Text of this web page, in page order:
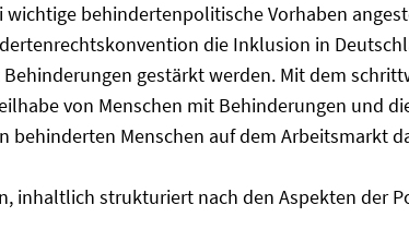
behindertenpolitische Vorhaben
die Inklusion in
gestärkt werden. Mit dem
von Menschen mit Behinderungen und
Menschen auf dem Arbeitsmarkt
inhaltlich strukturiert nach den Aspekten der